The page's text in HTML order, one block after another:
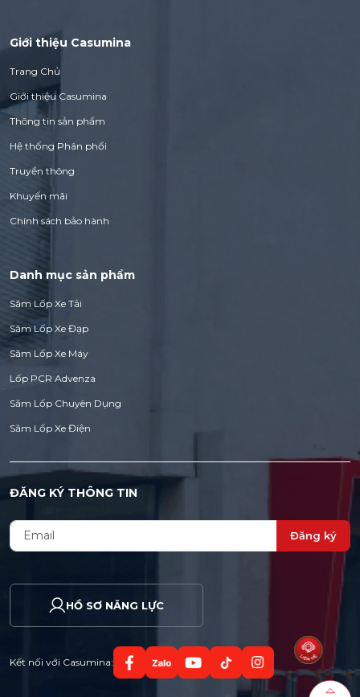
Giới thiệu Casumina
Trang Chủ
Giới thiệu Casumina
Thông tin sản phẩm
Hệ thống Phân phối
Truyền thông
Khuyến mãi
Chính sách bảo hành
Danh mục sản phẩm
Săm Lốp Xe Tải
Săm Lốp Xe Đạp
Săm Lốp Xe Máy
Lốp PCR Advenza
Săm Lốp Chuyên Dụng
Săm Lốp Xe Điện
ĐĂNG KÝ THÔNG TIN
Đăng ký
HỒ SƠ NĂNG LỰC
Kết nối với Casumina: